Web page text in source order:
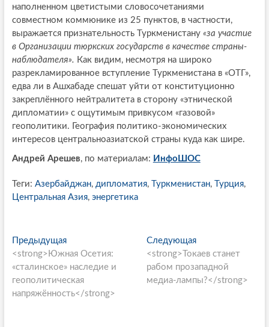
наполненном цветистыми словосочетаниями
совместном коммюнике из 25 пунктов, в частности,
выражается признательность Туркменистану «за участие
в Организации тюркских государств в качестве страны-
наблюдателя». Как видим, несмотря на широко
разрекламированное вступление Туркменистана в «ОТГ»,
едва ли в Ашхабаде спешат уйти от конституционно
закреплённого нейтралитета в сторону «этнической
дипломатии» с ощутимым привкусом «газовой»
геополитики. География политико-экономических
интересов центральноазиатской страны куда как шире.
Андрей Арешев, по материалам: ИнфоШОС
Теги: Азербайджан, дипломатия, Туркменистан, Турция,
Центральная Азия, энергетика
P
o
s
t
ПредыдущаяП
р
е
д
ы
<strong>Южная Осетия:
«сталинское» наследие и
геополитическая
напряжённость</strong>
Следующая
л
е
д
<strong>Токаев станет
рабом прозападной
медиа-лампы?</strong>